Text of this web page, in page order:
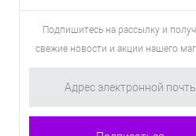
Подпишитесь на рассылку и
свежие новости и акции нашего